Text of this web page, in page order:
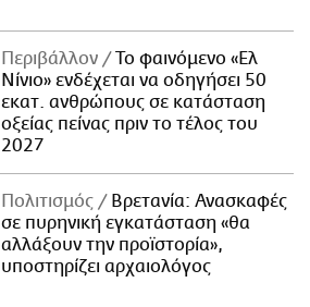
Περιβάλλον
Το φαινόμενο «Ελ
Νίνιο» ενδέχεται να οδηγήσει 50
εκατ. ανθρώπους σε κατάσταση
οξείας πείνας πριν το τέλος του
2027
Πολιτισμός
Βρετανία: Ανασκαφές
σε πυρηνική εγκατάσταση «θα
αλλάξουν την προϊστορία»,
υποστηρίζει αρχαιολόγος